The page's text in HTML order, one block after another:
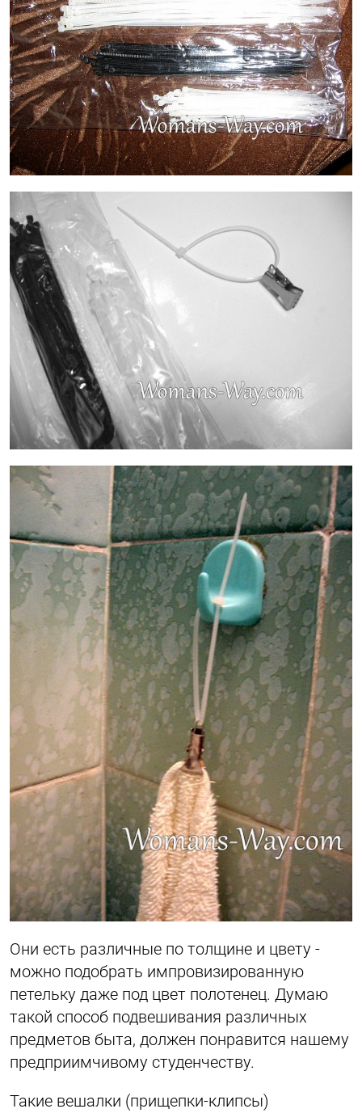
Они есть различные по толщине и цвету -
можно подобрать импровизированную
петельку даже под цвет полотенец. Думаю
такой способ подвешивания различных
предметов быта, должен понравится нашему
предприимчивому студенчеству.
Такие вешалки (прищепки-клипсы)